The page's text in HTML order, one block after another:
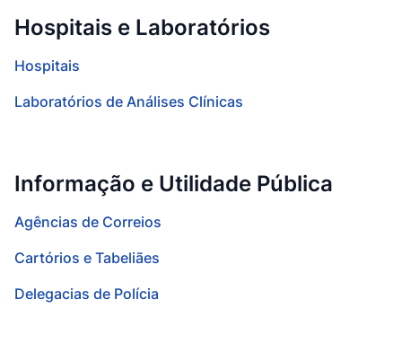
Hospitais e Laboratórios
Hospitais
Laboratórios de Análises Clínicas
Informação e Utilidade Pública
Agências de Correios
Cartórios e Tabeliães
Delegacias de Polícia